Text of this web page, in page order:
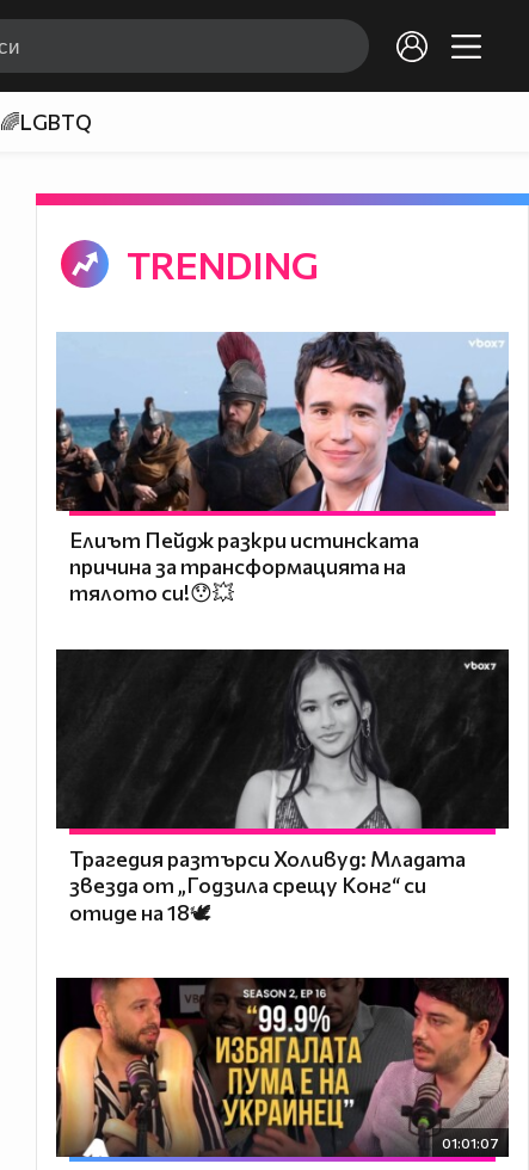
🌈LGBTQ
TRENDING
Елиът Пейдж разкри истинската
причина за трансформацията на
тялото си!😯💥
Трагедия разтърси Холивуд: Младата
звезда от „Годзила срещу Конг“ си
отиде на 18🕊️
01:01:07